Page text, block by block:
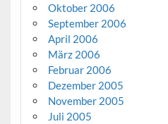
Oktober 2006
September 2006
April 2006
März 2006
Februar 2006
Dezember 2005
November 2005
Juli 2005